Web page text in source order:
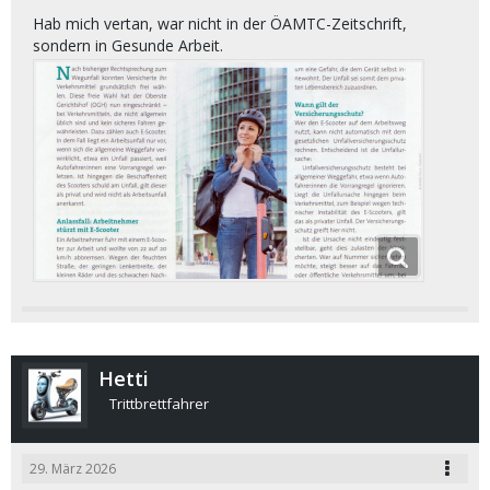
Hab mich vertan, war nicht in der ÖAMTC-Zeitschrift,
sondern in Gesunde Arbeit.
Hetti
Trittbrettfahrer
29. März 2026